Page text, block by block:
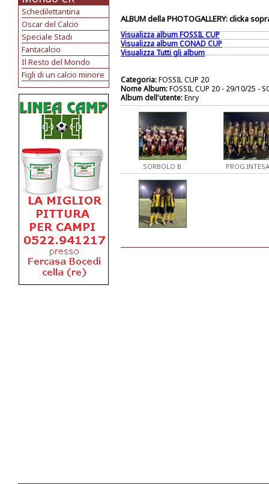
Schedilettantina
Oscar del Calcio
Speciale Stadi
Fantacalcio
Il Resto del Mondo
Figli di un calcio minore
ALBUM della PHOTOGALLERY: clicka
Visualizza album FOSSIL CUP
Visualizza album CONAD CUP
Visualizza Tutti gli album
Categoria:FOSSIL CUP 20
Nome Album:FOSSIL CUP 20 - 29/10/25 -
Album dell'utente:Enry
SORBOLO B. PROG.INTESA